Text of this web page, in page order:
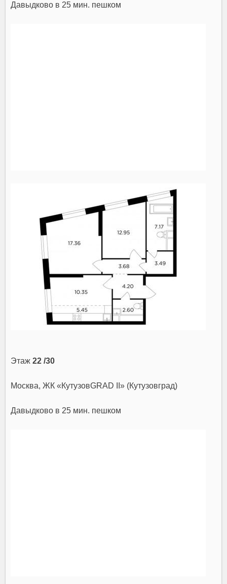
Давыдково в 25 мин. пешком
Этаж22 /30
Москва, ЖК «КутузовGRAD II» (Кутузовград)
Давыдково в 25 мин. пешком